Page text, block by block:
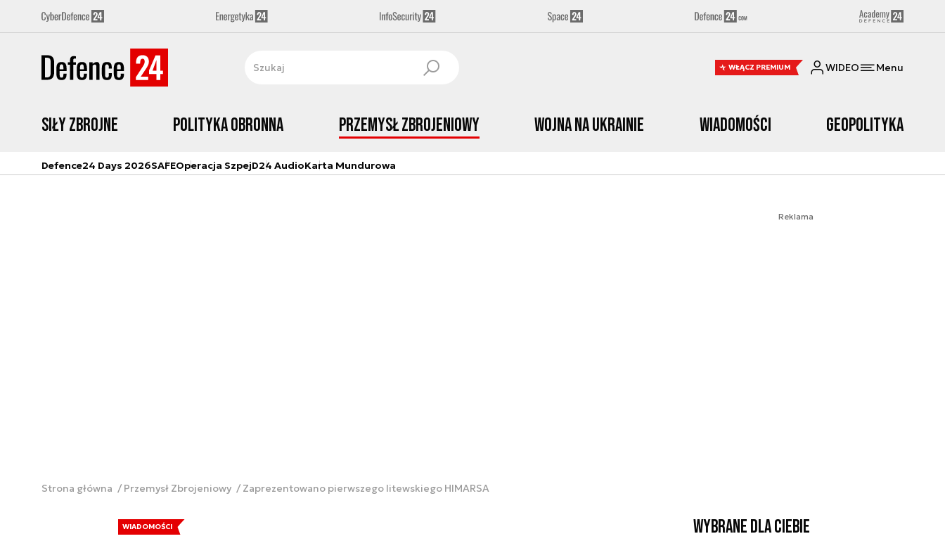
WŁĄCZ PREMIUM WIDEO Menu
Siły zbrojne Polityka obronna Przemysł Zbrojeniowy Wojna na Ukrainie Wiadomości Geopolityka
Defence24 Days 2026SAFEOperacja SzpejD24 AudioKarta Mundurowa
Reklama
Strona główna Przemysł Zbrojeniowy Zaprezentowano pierwszego litewskiego HIMARSA
WIADOMOŚCI Wybrane dla Ciebie